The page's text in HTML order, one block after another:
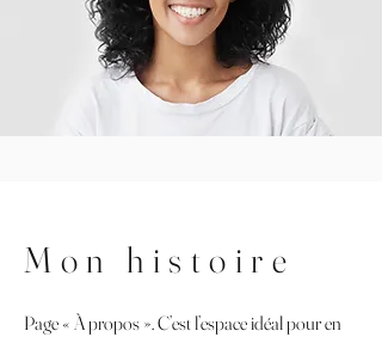
Mon histoire
Page « À propos ». C’est l’espace idéal pour en